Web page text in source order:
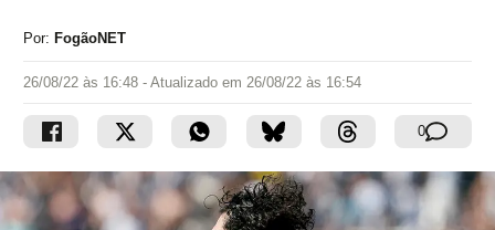
Por: FogãoNET
26/08/22 às 16:48 - Atualizado em 26/08/22 às 16:54
0